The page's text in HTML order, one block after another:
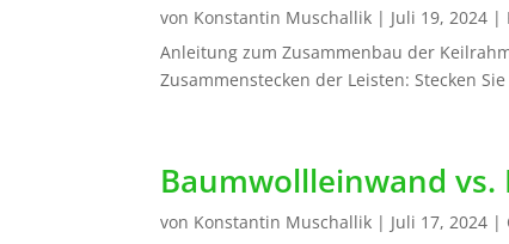
von Konstantin Muschallik | Juli 19, 2024 |
Anleitung zum Zusammenbau der
Zusammenstecken der Leisten: Stecken
Baumwollleinwand
von Konstantin Muschallik | Juli 17, 2024 |